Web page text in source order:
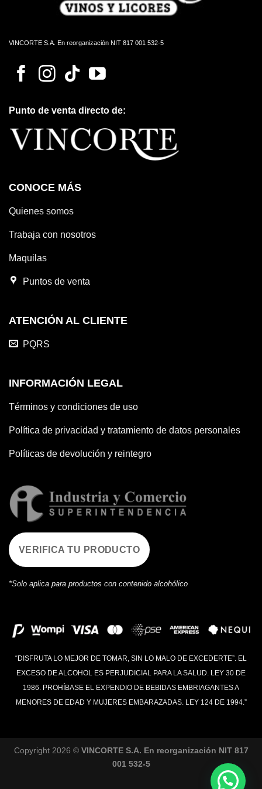
VINCORTE S.A. En reorganización NIT 817 001 532-5
Punto de venta directo de:
CONOCE MÁS
Quienes somos
Trabaja con nosotros
Maquilas
Puntos de venta
ATENCIÓN AL CLIENTE
PQRS
INFORMACIÓN LEGAL
Términos y condiciones de uso
Política de privacidad y tratamiento de datos personales
Políticas de devolución y reintegro
VERIFICA TU PRODUCTO
*Solo aplica para productos con contenido alcohólico
“DISFRUTA LO MEJOR DE TOMAR, SIN LO MALO DE EXCEDERTE”. EL
EXCESO DE ALCOHOL ES PERJUDICIAL PARA LA SALUD. LEY 30 DE
1986. PROHÍBASE EL EXPENDIO DE BEBIDAS EMBRIAGANTES A
MENORES DE EDAD Y MUJERES EMBARAZADAS. LEY 124 DE 1994.”
Copyright 2026 © VINCORTE S.A. En reorganización NIT 817
001 532-5